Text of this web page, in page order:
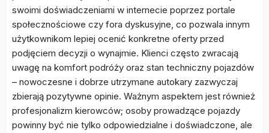
swoimi doświadczeniami w internecie poprzez portale
społecznościowe czy fora dyskusyjne, co pozwala innym
użytkownikom lepiej ocenić konkretne oferty przed
podjęciem decyzji o wynajmie. Klienci często zwracają
uwagę na komfort podróży oraz stan techniczny pojazdów
– nowoczesne i dobrze utrzymane autokary zazwyczaj
zbierają pozytywne opinie. Ważnym aspektem jest również
profesjonalizm kierowców; osoby prowadzące pojazdy
powinny być nie tylko odpowiedzialne i doświadczone, ale